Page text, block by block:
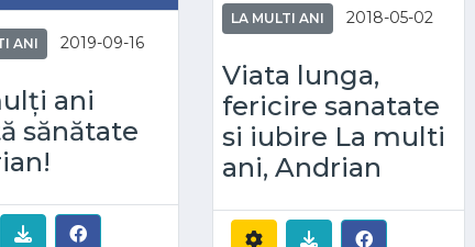
ANI 2019-09-16
ani
sănătate
LA MULTI ANI 2018-05-02
Viata lunga,
fericire sanatate
si iubire La multi
ani, Andrian